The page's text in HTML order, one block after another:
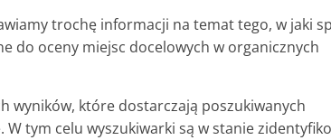
trochę informacji na temat tego, w jaki
do oceny miejsc docelowych w organicznych
wyników, które dostarczają poszukiwanych
tym celu wyszukiwarki są w stanie